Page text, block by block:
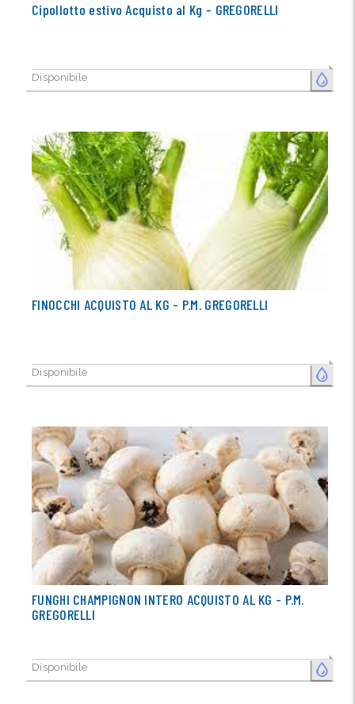
FRESCO
Cipollotto estivo Acquisto al Kg - GREGORELLI
Disponibile
FRESCO
FINOCCHI ACQUISTO AL KG - P.M. GREGORELLI
Disponibile
FRESCO
FUNGHI CHAMPIGNON INTERO ACQUISTO AL KG - P.M.
GREGORELLI
Disponibile